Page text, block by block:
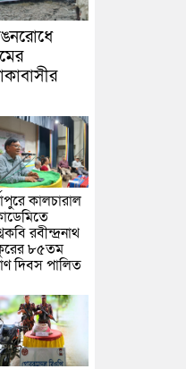
কালচারাল
রবীন্দ্রনাথ
৮৫তম
দিবস পালিত